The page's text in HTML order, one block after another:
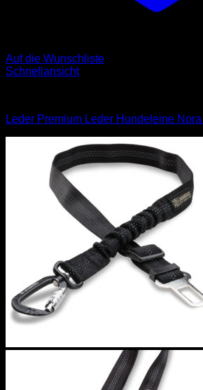
Auf die Wunschliste
Schnellansicht
Leder Premium Leder Hundeleine